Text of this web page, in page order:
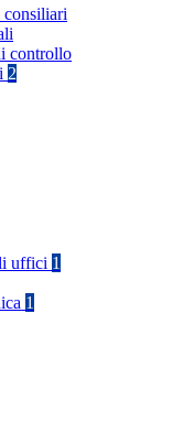
controllo
2
uffici 1
1